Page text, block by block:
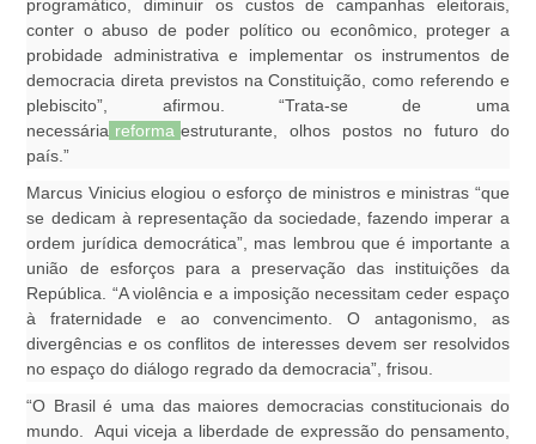
programático, diminuir os custos de campanhas eleitorais,
conter o abuso de poder político ou econômico, proteger a
probidade administrativa e implementar os instrumentos de
democracia direta previstos na Constituição, como referendo e
plebiscito”, afirmou. “Trata-se de uma
necessária reforma estruturante, olhos postos no futuro do
país.”
Marcus Vinicius elogiou o esforço de ministros e ministras “que
se dedicam à representação da sociedade, fazendo imperar a
ordem jurídica democrática”, mas lembrou que é importante a
união de esforços para a preservação das instituições da
República. “A violência e a imposição necessitam ceder espaço
à fraternidade e ao convencimento. O antagonismo, as
divergências e os conflitos de interesses devem ser resolvidos
no espaço do diálogo regrado da democracia”, frisou.
“O Brasil é uma das maiores democracias constitucionais do
mundo. Aqui viceja a liberdade de expressão do pensamento,